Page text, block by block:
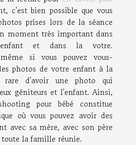
c'est bien possible que vous
prises lors de la séance
moment très important dans
et dans la votre.
si vous pouvez vous-
photos de votre enfant à la
d'avoir une photo qui
géniteurs et l'enfant. Ainsi,
pour bébé constitue
où vous pouvez avoir des
avec sa mère, avec son père
la famille réunie.